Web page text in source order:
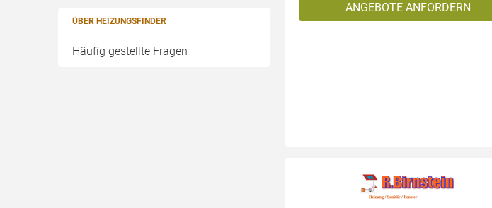
ÜBER HEIZUNGSFINDER
Häufig gestellte Fragen
ANGEBOTE ANFORDERN